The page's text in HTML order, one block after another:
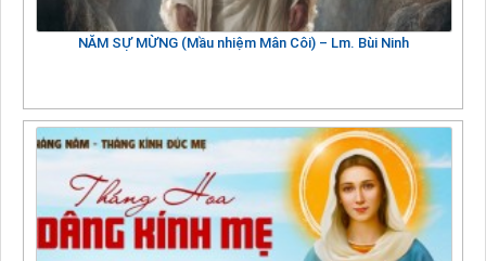
NĂM SỰ MỪNG (Mầu nhiệm Mân Côi) – Lm. Bùi Ninh